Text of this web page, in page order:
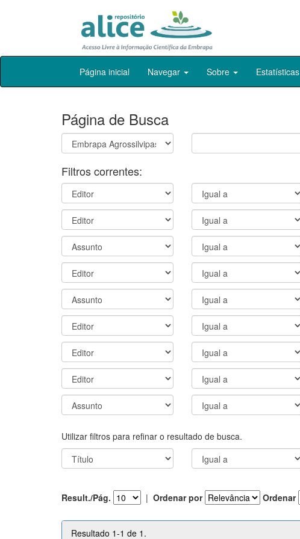
Skip
Página inicial Navegar Sobre Estatísticas
Página de Busca
Filtros correntes:
Utilizar filtros para refinar o resultado de busca.
Result./Pág. | Ordenar por Ordenar
Resultado 1-1 de 1.